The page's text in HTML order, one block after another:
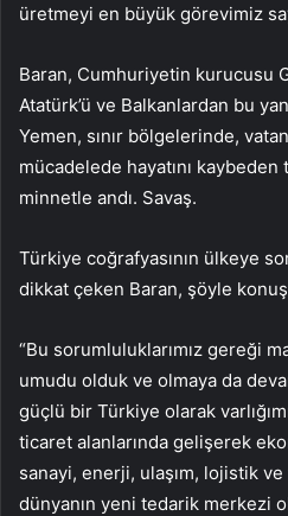
üretmeyi en büyük görevimiz
Baran, Cumhuriyetin kurucusu
Atatürk’ü ve Balkanlardan bu
Yemen, sınır bölgelerinde,
mücadelede hayatını
minnetle andı. Savaş.
Türkiye coğrafyasının ülkeye
dikkat çeken Baran, şöyle
“Bu sorumluluklarımız gereği
umudu olduk ve olmaya da
güçlü bir Türkiye olarak
ticaret alanlarında gelişerek
sanayi, enerji, ulaşım, lojistik
dünyanın yeni tedarik merkezi